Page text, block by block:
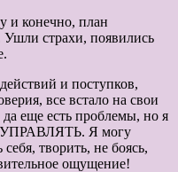
и конечно, план
страхи, появились
и поступков,
все встало на свои
еще есть проблемы, но я
УПРАВЛЯТЬ. Я могу
творить, не боясь,
ощущение!